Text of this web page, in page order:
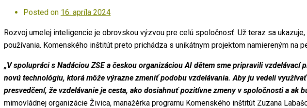
Posted on 16. apríla 2024
Rozvoj umelej inteligencie je obrovskou výzvou pre celú spoločnosť. Už teraz sa
používania. Komenského inštitút preto prichádza s unikátnym projektom namiereným na
„V spolupráci s Nadáciou ZSE a českou organizáciou AI dětem sme pripravili
novú technológiu, ktorá môže výrazne zmeniť podobu vzdelávania. Aby ju vedeli
presvedčení, že vzdelávanie je cesta, ako dosiahnuť pozitívne zmeny v spoločnosti a
mimovládnej organizácie Živica, manažérka programu Komenského inštitút Zuzana